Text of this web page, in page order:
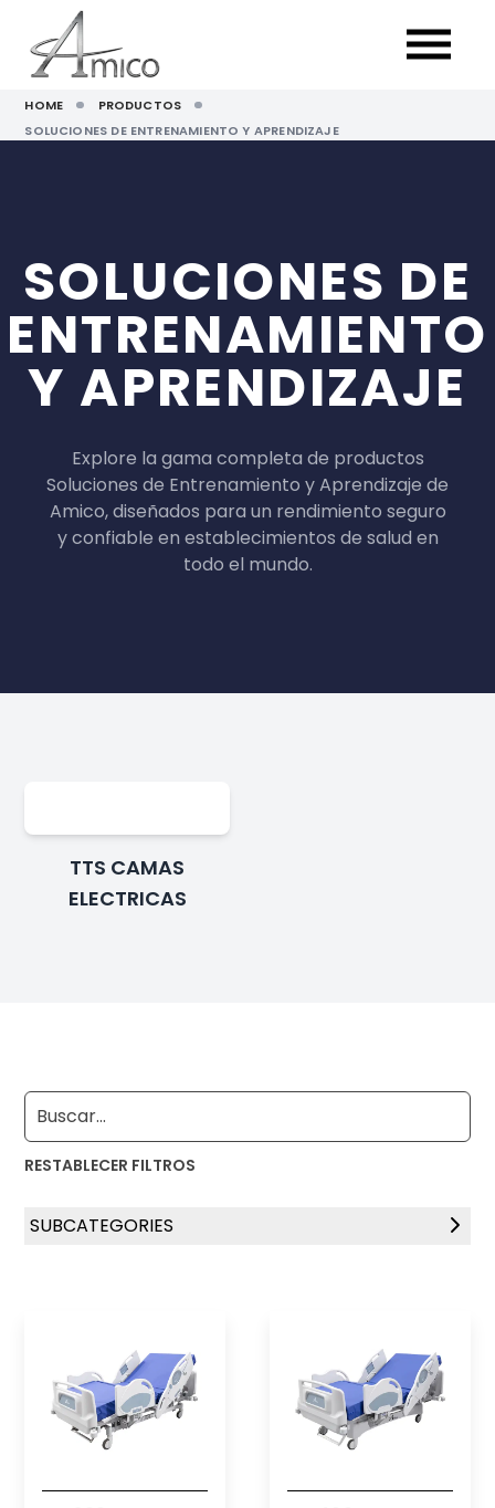
HOME
PRODUCTOS
SOLUCIONES DE ENTRENAMIENTO Y APRENDIZAJE
SOLUCIONES DE
ENTRENAMIENTO
Y APRENDIZAJE
Explore la gama completa de productos
Soluciones de Entrenamiento y Aprendizaje de
Amico, diseñados para un rendimiento seguro
y confiable en establecimientos de salud en
todo el mundo.
TTS CAMAS
ELECTRICAS
RESTABLECER FILTROS
SUBCATEGORIES